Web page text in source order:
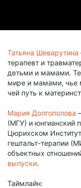
Татьяна Шеварутина
терапевт и
детьми и мамами.
мире и мамами, чье
чей путь к
Мария Долгополова
(МГУ) и юнгианский
Цюрихском
гештальт-терапии
объектных
выпуски.
Таймлайн: